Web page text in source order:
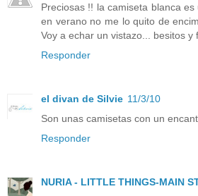
Preciosas !! la camiseta blanca
en verano no me lo quito de
Voy a echar un vistazo... besitos y
Responder
el divan de Silvie 11/3/10
Son unas camisetas con un
Responder
NURIA - LITTLE THINGS-MAIN